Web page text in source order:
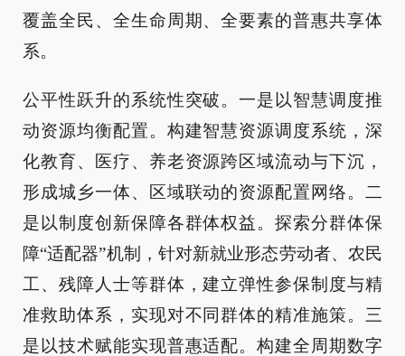
覆盖全民、全生命周期、全要素的普惠共享体
系。
公平性跃升的系统性突破。一是以智慧调度推
动资源均衡配置。构建智慧资源调度系统，深
化教育、医疗、养老资源跨区域流动与下沉，
形成城乡一体、区域联动的资源配置网络。二
是以制度创新保障各群体权益。探索分群体保
障“适配器”机制，针对新就业形态劳动者、农民
工、残障人士等群体，建立弹性参保制度与精
准救助体系，实现对不同群体的精准施策。三
是以技术赋能实现普惠适配。构建全周期数字